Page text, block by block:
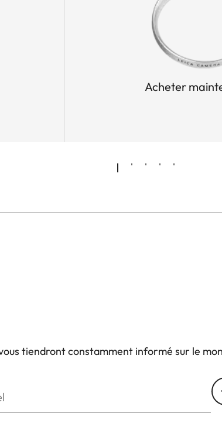
Acheter
tiendront constamment informé sur le